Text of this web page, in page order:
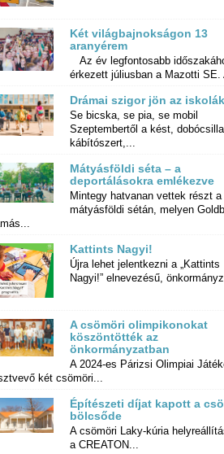
Két világ­bajnok­ságon 13
aranyérem
Az év legfontosabb
érkezett júliusban a Mazotti SE.
Drámai szigor jön az
Se bicska, se pia, se mobil
Szeptembertől a kést, dobócsillagot,
kábítószert,...
Mátyásföldi séta – a
deportálásokra emlékezve
Mintegy hatvanan vettek részt a
mátyásföldi sétán, melyen Goldberger
Kattints Nagyi!
Újra lehet jelentkezni a „Kattints
Nagyi!” elnevezésű,
A csömöri olimpikonokat
köszöntötték az
önkormányzatban
A 2024-es Párizsi Olimpiai
két csömöri...
Építészeti díjat kapott a
bölcsőde
A csömöri Laky-kúria
a CREATON...